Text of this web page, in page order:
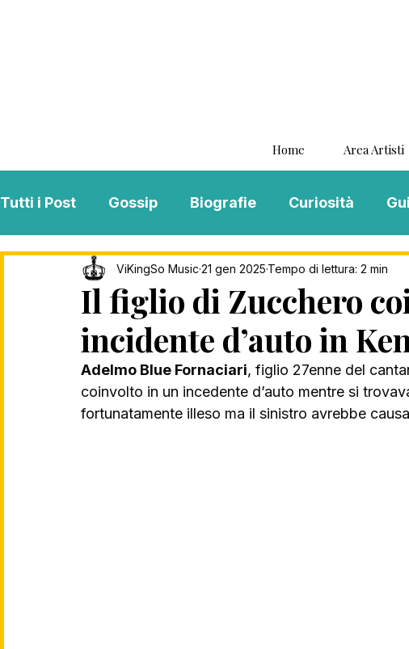
Home Area Artisti
Tutti i Post Gossip Biografie Curiosità
Interviste ViKingSo Music MENTAL BLOG
Song Of The Week Charts Playlist
Il figlio di Zucchero
incidente d’auto in
ViKingSo Music 21 gen 2025 Tempo di lettura: 2 min
Adelmo Blue Fornaciari, figlio 27enne del
coinvolto in un incedente d’auto mentre si
fortunatamente illeso ma il sinistro avrebbe